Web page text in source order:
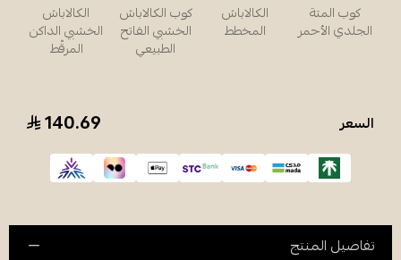
كوب المتة
الجلدي الأحمر
الكالاباش
المخطط
كوب الكالاباش
الخشبي الفاتح
الطبيعي
الكالاباش
الخشبي الداكن
المرقّط
السعر 140.69
تفاصيل المنتج